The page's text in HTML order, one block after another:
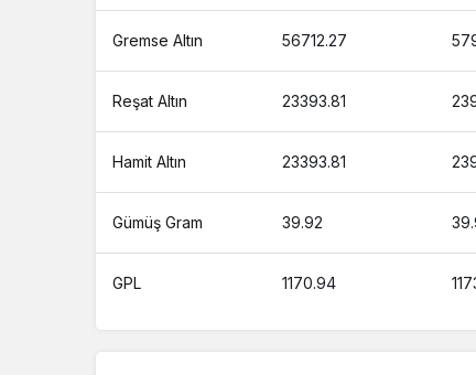
Gremse Altın 56712.27
Reşat Altın 23393.81
Hamit Altın 23393.81
Gümüş Gram 39.92
GPL 1170.94